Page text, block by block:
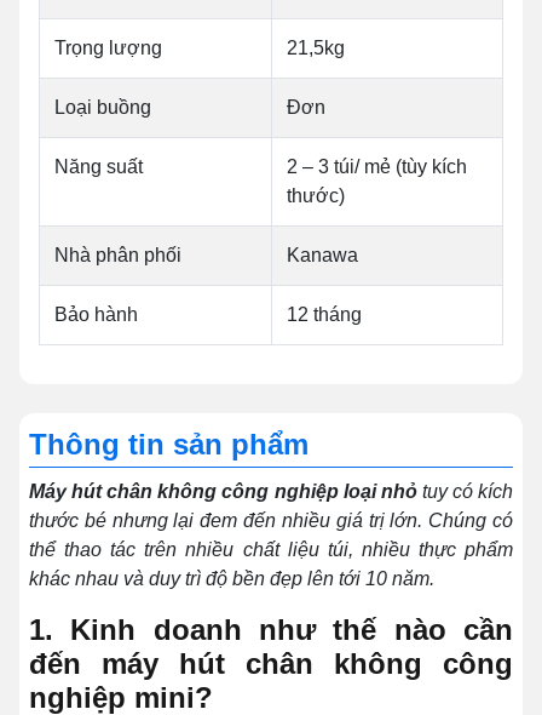
Trọng lượng 21,5kg
Loại buồng Đơn
Năng suất
2 – 3 túi/ mẻ (tùy kích
thước)
Nhà phân phối Kanawa
Bảo hành 12 tháng
Thông tin sản phẩm
Máy hút chân không công nghiệp loại nhỏ tuy có kích
thước bé nhưng lại đem đến nhiều giá trị lớn. Chúng có
thể thao tác trên nhiều chất liệu túi, nhiều thực phẩm
khác nhau và duy trì độ bền đẹp lên tới 10 năm.
1. Kinh doanh như thế nào cần
đến máy hút chân không công
nghiệp mini?